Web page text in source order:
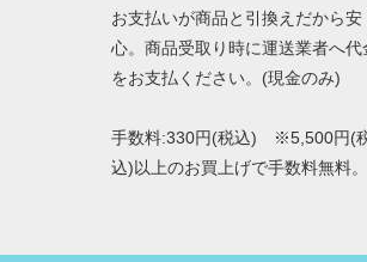
お支払いが商品と引換えだから安
心。商品受取り時に運送業者へ代
をお支払ください。(現金のみ)
手数料:330円(税込) ※5,500円(
込)以上のお買上げで手数料無料